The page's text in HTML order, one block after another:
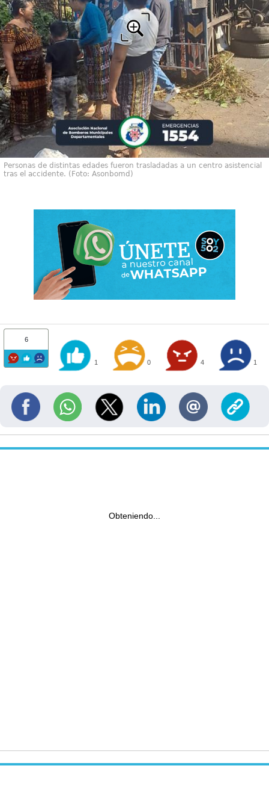
Personas de distintas edades fueron trasladadas a un centro asistencial
tras el accidente. (Foto: Asonbomd)
6
1 0 4 1
Obteniendo...